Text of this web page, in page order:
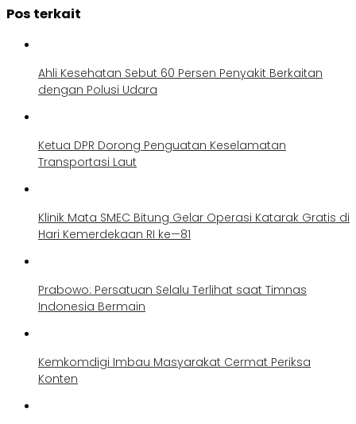
Pos terkait
Ahli Kesehatan Sebut 60 Persen Penyakit Berkaitan
dengan Polusi Udara
Ketua DPR Dorong Penguatan Keselamatan
Transportasi Laut
Klinik Mata SMEC Bitung Gelar Operasi Katarak Gratis di
Hari Kemerdekaan RI ke—81
Prabowo: Persatuan Selalu Terlihat saat Timnas
Indonesia Bermain
Kemkomdigi Imbau Masyarakat Cermat Periksa
Konten